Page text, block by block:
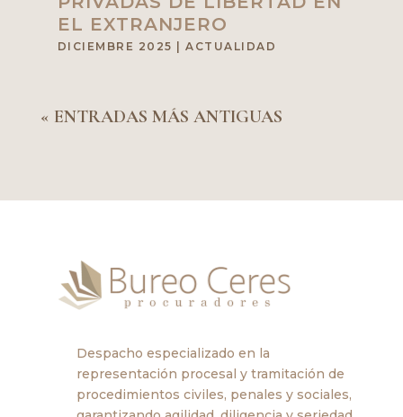
EL EXTRANJERO
DICIEMBRE 2025 |ACTUALIDAD
« ENTRADAS MÁS ANTIGUAS
Despacho especializado en la
representación procesal y tramitación de
procedimientos civiles, penales y sociales,